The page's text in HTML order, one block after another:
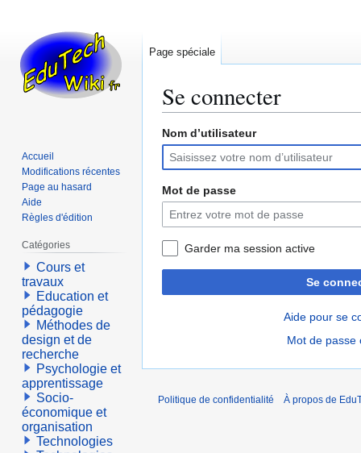
Se connecter
Aller
la
navigation
Aller
la
recherche
Nom d’utilisateur
Mot de passe
Garder ma session active
Se
Aide pour se
Mot de passe
Page spéciale
Accueil
Modifications récentes
Page au hasard
Aide
Règles d'édition
Catégories
Cours et
travaux
Education et
pédagogie
Méthodes de
design et de
recherche
Psychologie et
apprentissage
Socio-
économique et
organisation
Technologies
Politique de confidentialité À propos de